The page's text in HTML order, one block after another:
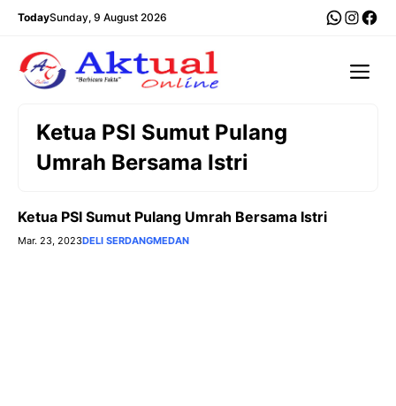
Langsung
TodaySunday, 9 August 2026
Ketua PSI Sumut Pulang
Umrah Bersama Istri
Ketua PSI Sumut Pulang Umrah Bersama Istri
Mar. 23, 2023DELI SERDANGMEDAN